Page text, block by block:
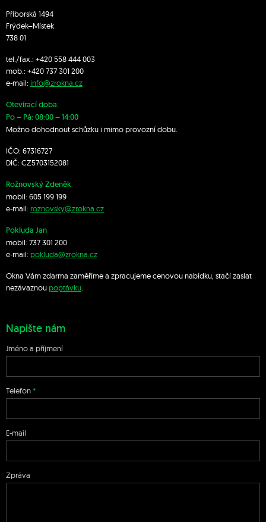
Příborská 1494
Frýdek–Místek
738 01
tel./fax.: +420 558 444 003
mob.: +420 737 301 200
e-mail: info@zrokna.cz
Otevírací doba:
Po – Pá: 08:00 – 14:00
Možno dohodnout schůzku i mimo provozní dobu.
IČO: 67316727
DIČ: CZ5703152081
Rožnovský Zdeněk
mobil: 605 199 199
e-mail: roznovsky@zrokna.cz
Pokluda Jan
mobil: 737 301 200
e-mail: pokluda@zrokna.cz
Okna Vám zdarma zaměříme a zpracujeme cenovou nabídku, stačí zaslat
nezávaznoupoptávku
Napište nám
Jméno a příjmení
Telefon
E-mail
Zpráva